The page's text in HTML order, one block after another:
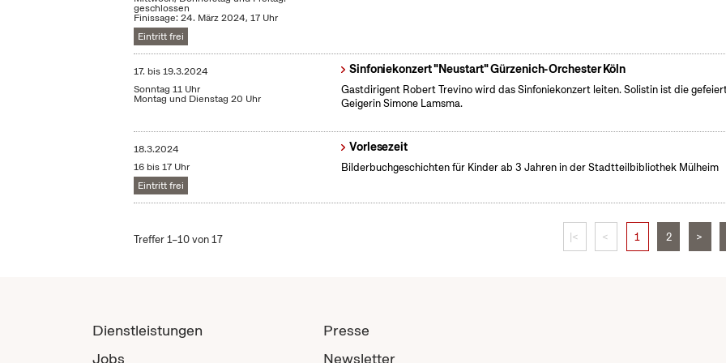
geschlossen
Finissage: 24. März 2024, 17 Uhr
Eintritt frei
17. bis19.3.2024
Sonntag 11 Uhr
Montag und Dienstag 20 Uhr
Sinfoniekonzert "Neustart" Gürzenich-Orchester Köln
Gastdirigent Robert Trevino wird das Sinfoniekonzert leiten. Solistin ist die
Geigerin Simone Lamsma.
18.3.2024
16 bis 17 Uhr
Eintritt frei
Vorlesezeit
Bilderbuchgeschichten für Kinder ab 3 Jahren in der Stadtteilbibliothek Mülheim
Treffer 1–10 von 17 |< < 1 2 >
Dienstleistungen
Jobs
Presse
Newsletter